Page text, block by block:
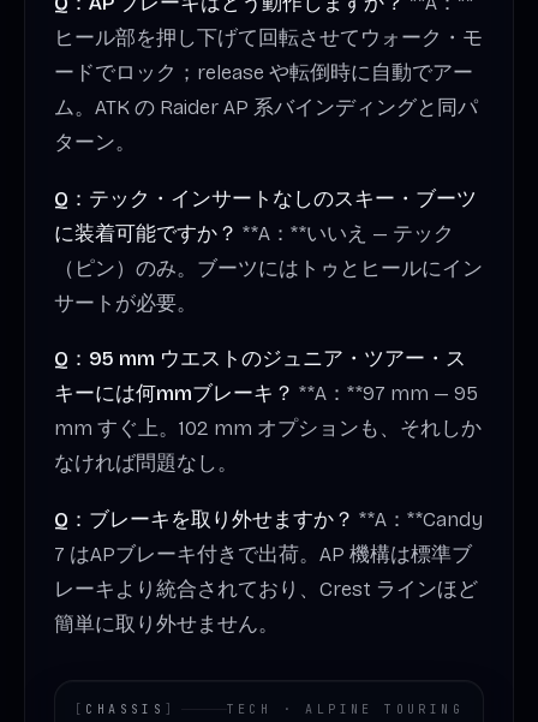
ヒール部を押し下げて回転させてウォーク・モ
ードでロック；release や転倒時に自動でアー
ム。ATK の Raider AP 系バインディングと同パ
ターン。
Q：テック・インサートなしのスキー・ブーツ
に装着可能ですか？ **A：**いいえ — テック
（ピン）のみ。ブーツにはトゥとヒールにイン
サートが必要。
Q：95 mm ウエストのジュニア・ツアー・ス
キーには何mmブレーキ？ **A：**97 mm — 95
mm すぐ上。102 mm オプションも、それしか
なければ問題なし。
Q：ブレーキを取り外せますか？ **A：**Candy
7 はAPブレーキ付きで出荷。AP 機構は標準ブ
レーキより統合されており、Crest ラインほど
簡単に取り外せません。
[ CHASSIS ] TECH · ALPINE TOURING